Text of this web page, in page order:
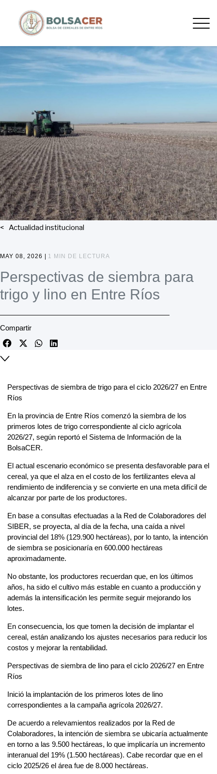
Actualidad institucional
MAY 08, 2026 | 1 MIN DE LECTURA
Perspectivas de siembra para
trigo y lino en Entre Ríos
Compartir
Perspectivas de siembra de trigo para el ciclo 2026/27 en Entre
Ríos
En la provincia de Entre Ríos comenzó la siembra de los
primeros lotes de trigo correspondiente al ciclo agrícola
2026/27, según reportó el Sistema de Información de la
BolsaCER.
El actual escenario económico se presenta desfavorable para el
cereal, ya que el alza en el costo de los fertilizantes eleva al
rendimiento de indiferencia y se convierte en una meta difícil de
alcanzar por parte de los productores.
En base a consultas efectuadas a la Red de Colaboradores del
SIBER, se proyecta, al día de la fecha, una caída a nivel
provincial del 18% (129.900 hectáreas), por lo tanto, la intención
de siembra se posicionaría en 600.000 hectáreas
aproximadamente.
No obstante, los productores recuerdan que, en los últimos
años, ha sido el cultivo más estable en cuanto a producción y
además la intensificación les permite seguir mejorando los
lotes.
En consecuencia, los que tomen la decisión de implantar el
cereal, están analizando los ajustes necesarios para reducir los
costos y mejorar la rentabilidad.
Perspectivas de siembra de lino para el ciclo 2026/27 en Entre
Ríos
Inició la implantación de los primeros lotes de lino
correspondientes a la campaña agrícola 2026/27.
De acuerdo a relevamientos realizados por la Red de
Colaboradores, la intención de siembra se ubicaría actualmente
en torno a las 9.500 hectáreas, lo que implicaría un incremento
interanual del 19% (1.500 hectáreas). Cabe recordar que en el
ciclo 2025/26 el área fue de 8.000 hectáreas.